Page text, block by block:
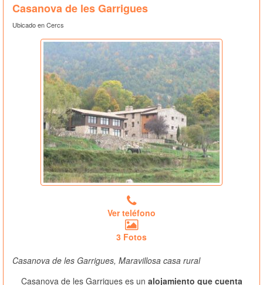
Casanova de les Garrigues
Ubicado en Cercs
Ver teléfono
3 Fotos
Casanova de les Garrigues, Maravillosa casa rural
Casanova de les Garrigues es un alojamiento que cuenta